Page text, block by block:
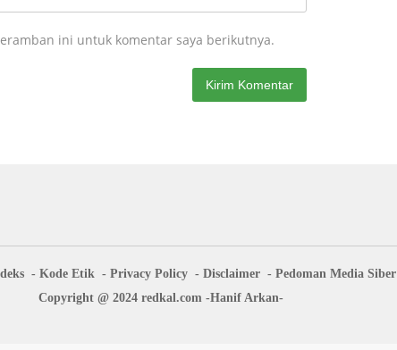
ini untuk komentar saya berikutnya.
Kode Etik Privacy Policy Disclaimer
Pedoman Media Siber
Copyright @ 2024 redkal.com -Hanif Arkan-